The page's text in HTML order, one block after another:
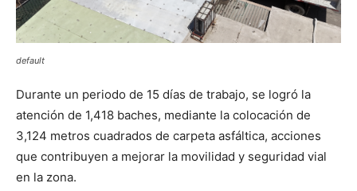
default
Durante un periodo de 15 días de trabajo, se logró la
atención de 1,418 baches, mediante la colocación de
3,124 metros cuadrados de carpeta asfáltica, acciones
que contribuyen a mejorar la movilidad y seguridad vial
en la zona.